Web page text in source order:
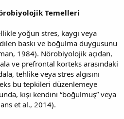
Temelleri
yoğun stres, kaygı veya
baskı ve boğulma duygusunu
1984). Nörobiyolojik açıdan,
ve prefrontal korteks arasındaki
tehlike veya stres algısını
bu tepkileri düzenlemeye
kişi kendini “boğulmuş” veya
et al., 2014).